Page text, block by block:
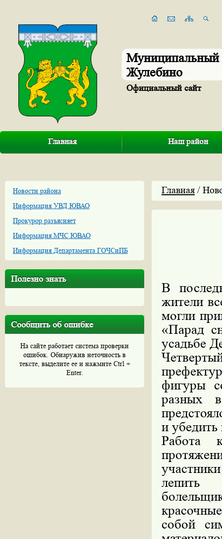
Муниципальный
Жулебино
Официальный сайт
Главная Наш район
Новости района
Информация УВД ЮВАО
Прокурор разъясняет
Информация МЧС ЮВАО
Информация Департамента ГОЧСиПБ
Полезно знать
Сообщить об ошибке
На сайте работает система проверки
ошибок. Обнаружив неточность в
тексте, выделите ее и нажмите Ctrl +
Enter.
Главная /
В
жители
могли
«Парад
усадьбе
фигуры
разных
и
Работа
лепить
собой